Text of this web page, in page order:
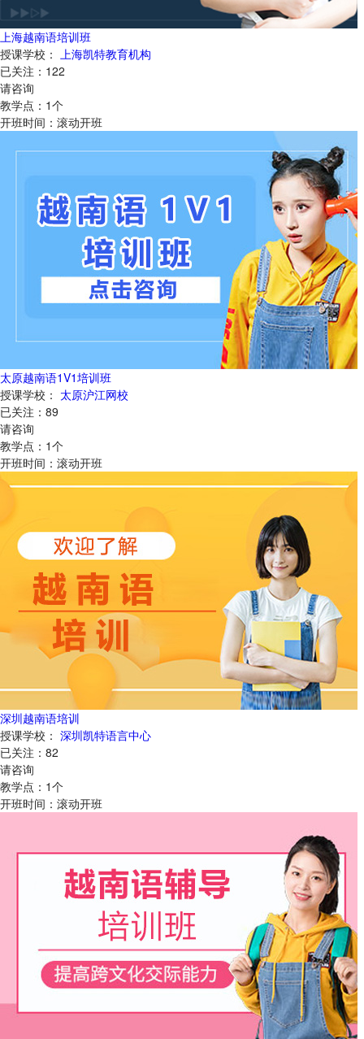
上海越南语培训班
授课学校：
上海凯特教育机构
已关注： 122
请咨询
教学点： 1个
开班时间： 滚动开班
太原越南语1V1培训班
授课学校： 太原沪江网校
已关注： 89
请咨询
教学点： 1个
开班时间： 滚动开班
深圳越南语培训
授课学校： 深圳凯特语言中心
已关注： 82
请咨询
教学点： 1个
开班时间： 滚动开班